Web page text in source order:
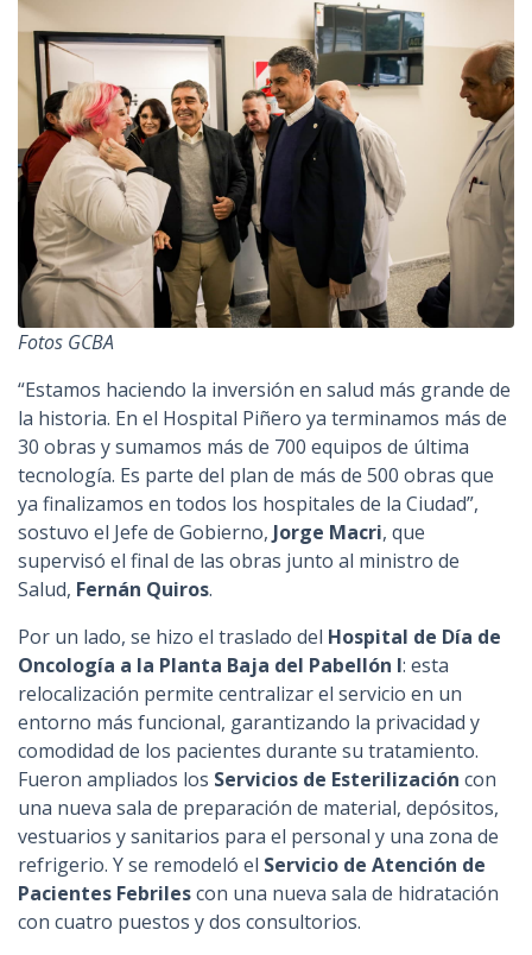
Fotos GCBA
“Estamos haciendo la inversión en salud más grande de
la historia. En el Hospital Piñero ya terminamos más de
30 obras y sumamos más de 700 equipos de última
tecnología. Es parte del plan de más de 500 obras que
ya finalizamos en todos los hospitales de la Ciudad”,
sostuvo el Jefe de Gobierno, Jorge Macri, que
supervisó el final de las obras junto al ministro de
Salud, Fernán Quiros.
Por un lado, se hizo el traslado del Hospital de Día de
Oncología a la Planta Baja del Pabellón I: esta
relocalización permite centralizar el servicio en un
entorno más funcional, garantizando la privacidad y
comodidad de los pacientes durante su tratamiento.
Fueron ampliados los Servicios de Esterilización con
una nueva sala de preparación de material, depósitos,
vestuarios y sanitarios para el personal y una zona de
refrigerio. Y se remodeló el Servicio de Atención de
Pacientes Febrilescon una nueva sala de hidratación
con cuatro puestos y dos consultorios.